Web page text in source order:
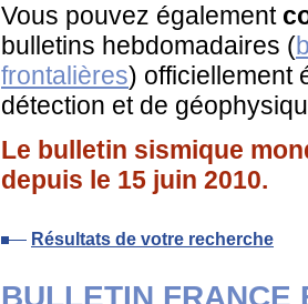
Vous pouvez également
bulletins hebdomadaires (
frontalières) officiellement
détection et de
Le bulletin sismique
depuis le 15 juin 2010.
Résultats de votre recherche
BULLETIN FRANCE